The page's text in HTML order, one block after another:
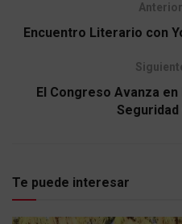
Encuentro Literario con
El Congreso Avanza
Seguridad
Te puede interesar